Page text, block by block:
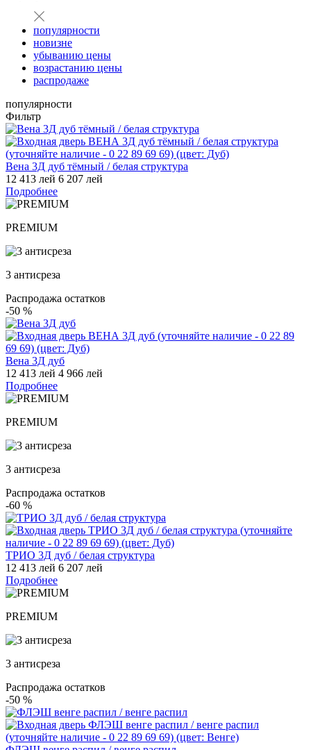
популярности
новизне
убыванию цены
возрастанию цены
распродаже
популярности
Фильтр
Вена 3Д дуб тёмный / белая структура
12 413 лей 6 207 лей
Подробнее
PREMIUM
3 антисреза
Распродажа остатков
-50 %
Вена 3Д дуб
12 413 лей 4 966 лей
Подробнее
PREMIUM
3 антисреза
Распродажа остатков
-60 %
ТРИО 3Д дуб / белая структура
12 413 лей 6 207 лей
Подробнее
PREMIUM
3 антисреза
Распродажа остатков
-50 %